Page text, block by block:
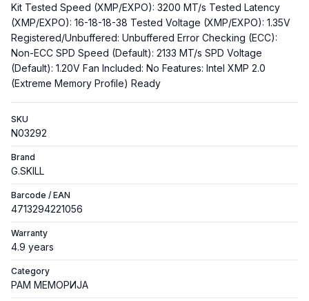
Kit Tested Speed (XMP/EXPO): 3200 MT/s Tested Latency
(XMP/EXPO): 16-18-18-38 Tested Voltage (XMP/EXPO): 1.35V
Registered/Unbuffered: Unbuffered Error Checking (ECC):
Non-ECC SPD Speed (Default): 2133 MT/s SPD Voltage
(Default): 1.20V Fan Included: No Features: Intel XMP 2.0
(Extreme Memory Profile) Ready
SKU
N03292
Brand
G.SKILL
Barcode / EAN
4713294221056
Warranty
4.9 years
Category
РАМ МЕМОРИЈА